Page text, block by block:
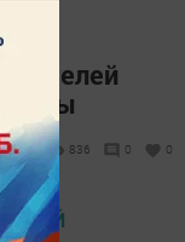
жителей
836 0 0